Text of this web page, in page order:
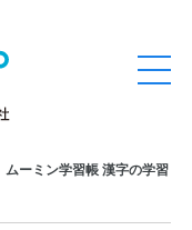
開
ムーミン学習帳 漢字の学習